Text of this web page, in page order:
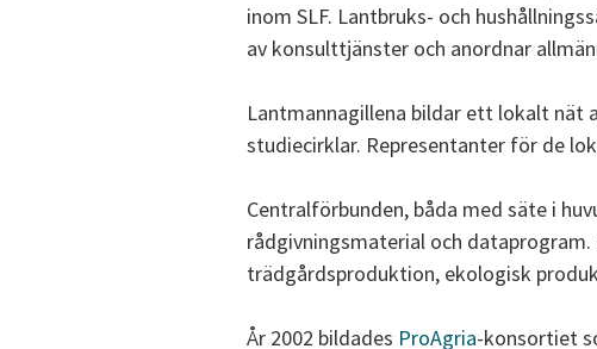
inom SLF. Lantbruks- och
av konsulttjänster och anordnar
Lantmannagillena bildar ett lokalt nät
studiecirklar. Representanter för de
Centralförbunden, båda med säte i
rådgivningsmaterial och
trädgårdsproduktion, ekologisk
År 2002 bildades ProAgria-konsortiet